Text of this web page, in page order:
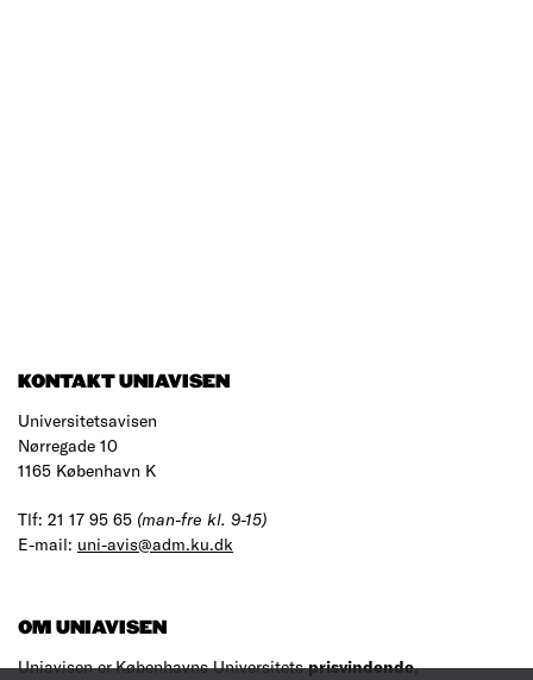
KONTAKT UNIAVISEN
Universitetsavisen
Nørregade 10
1165 København K
Tlf: 21 17 95 65 (man-fre kl. 9-15)
E-mail: uni-avis@adm.ku.dk
OM UNIAVISEN
Uniavisen er Københavns Universitetsprisvindende,